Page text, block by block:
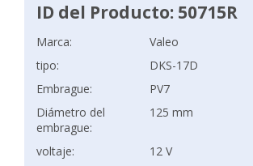
ID del Producto: 50715R
Marca:
Valeo
tipo:
DKS-17D
Embrague:
PV7
Diámetro del
embrague:
125 mm
voltaje:
12 V